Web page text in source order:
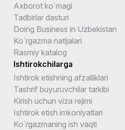
Axborot ko`magi
Tadbirlar dasturi
Doing Business in Uzbekistan
Ko`rgazma natijalari
Rasmiy katalog
Ishtirokchilarga
Ishtirok etishning afzalliklari
Tashrif buyuruvchilar tarkibi
Kirish uchun viza rejimi
Ishtirok etish imkoniyatlari
Ko`rgazmaning ish vaqti